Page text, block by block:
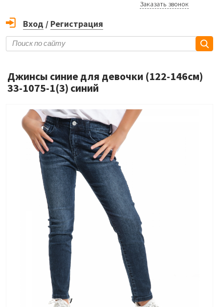
Заказать звонок
Вход / Регистрация
Джинсы синие для девочки (122-146см)
33-1075-1(3) синий